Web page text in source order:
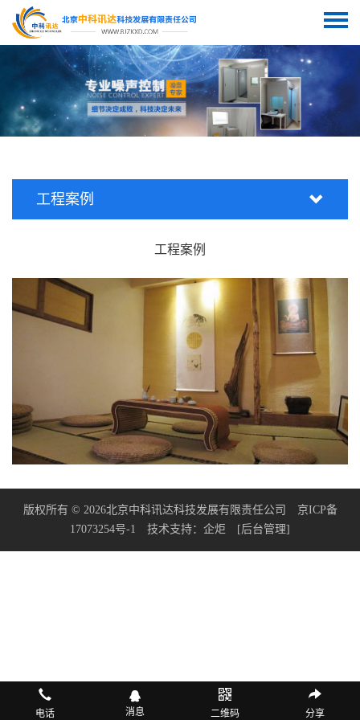
工程案例
工程案例
版权所有 © 2026北京中科讯达科技发展有限责任公司 京ICP备
17073254号-1 技术支持： 企炬 [后台管理]
电话 消息 二维码 分享